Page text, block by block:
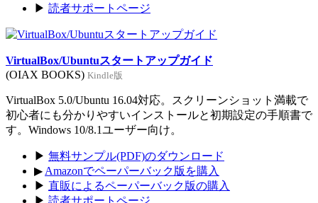
▶ 読者サポートページ
VirtualBox/Ubuntuスタートアップガイド
(OIAX BOOKS) Kindle版
VirtualBox 5.0/Ubuntu 16.04対応。スクリーンショット満載で
初心者にも分かりやすいインストールと初期設定の手順書で
す。Windows 10/8.1ユーザー向け。
▶ 無料サンプル(PDF)のダウンロード
▶ Amazonでペーパーバック版を購入
▶ 直販によるペーパーバック版の購入
▶ 読者サポートページ